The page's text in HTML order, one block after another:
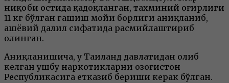
ниқоби остида қадоқланган, тахминий оғирлиги
11 кг бўлган гашиш мойи борлиги аниқланиб,
ашёвий далил сифатида расмийлаштириб
олинган.
Аниқланишича, у Таиланд давлатидан олиб
келган ушбу наркотикларни Қозоғистон
Республикасига етказиб бериши керак бўлган.